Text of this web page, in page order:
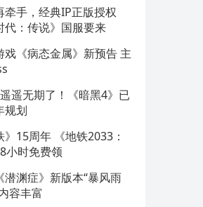
牵手，经典IP正版授权
代：传说》国服要来
戏《病态金属》新预告 主
遥遥无期了！《暗黑4》已
规划
》15周年 《地铁2033：
小时免费领
潜渊症》新版本“暴风雨
容丰富